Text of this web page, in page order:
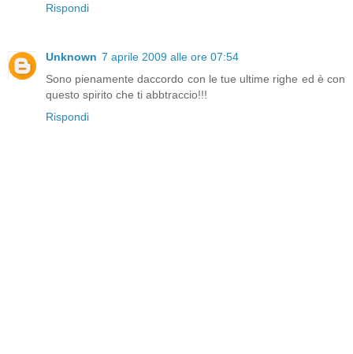
Rispondi
Unknown 7 aprile 2009 alle ore 07:54
Sono pienamente daccordo con le tue ultime righe ed è con
questo spirito che ti abbtraccio!!!
Rispondi